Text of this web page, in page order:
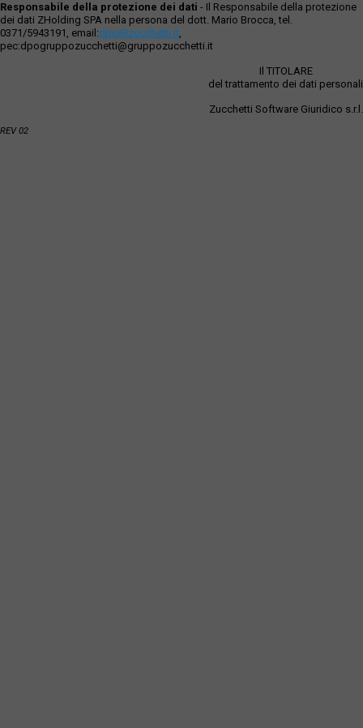
Responsabile della protezione dei dati - Il Responsabile della protezione
dei dati ZHolding SPA nella persona del dott. Mario Brocca, tel.
0371/5943191, email:dpo@zucchetti.it,
pec:dpogruppozucchetti@gruppozucchetti.it
Il TITOLARE
del trattamento dei dati personali
Zucchetti Software Giuridico s.r.l.
REV 02